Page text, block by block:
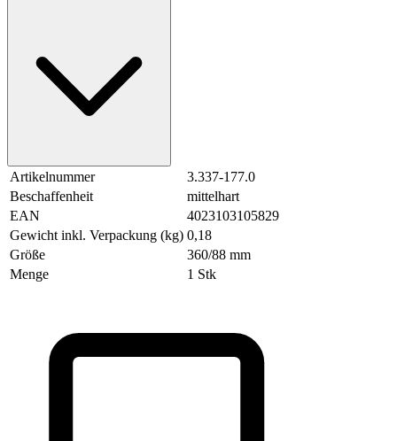
Artikelnummer
3.337-177.0
Beschaffenheit
mittelhart
EAN
4023103105829
Gewicht inkl. Verpackung (kg) 0,18
Größe
360/88 mm
Menge
1 Stk